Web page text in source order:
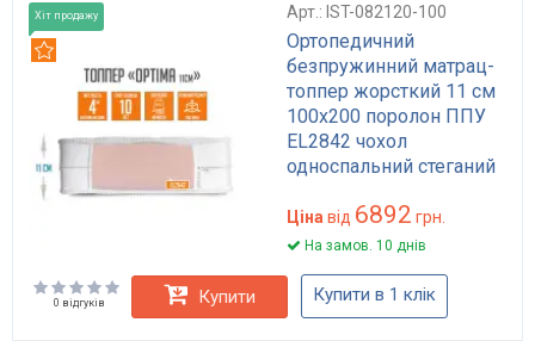
Хіт продажу Арт.: IST-082120-100
Ортопедичний
безпружинний матрац-
топпер жорсткий 11 см
100x200 поролон ППУ
EL2842 чохол
односпальний стеганий
Ціна від 6892 грн.
На замов. 10 днів
0 відгуків Купити Купити в 1 клік